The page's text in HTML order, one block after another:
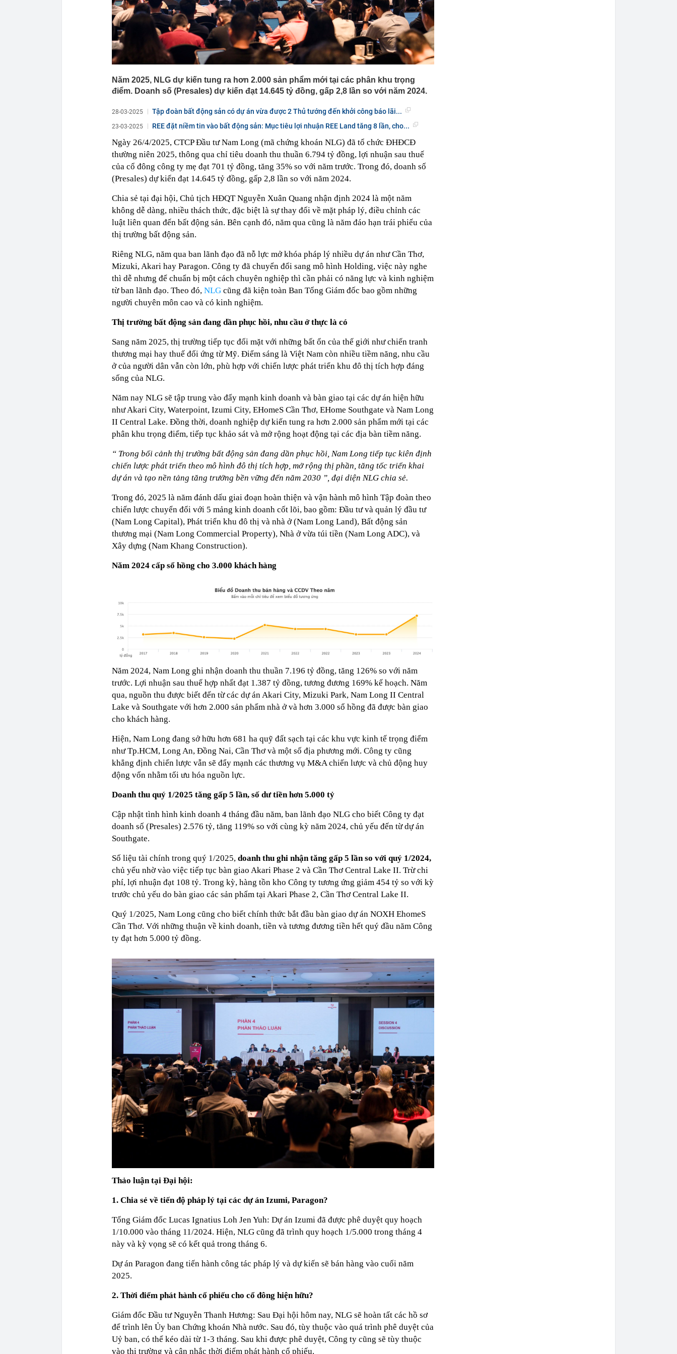
Năm 2025, NLG dự kiến tung ra hơn 2.000 sản phẩm mới tại các phân khu trọng
điểm. Doanh số (Presales) dự kiến đạt 14.645 tỷ đồng, gấp 2,8 lần so với năm 2024.
28-03-2025 Tập đoàn bất động sản có dự án vừa được 2 Thủ tướng đến khởi công báo lãi...
23-03-2025 REE đặt niềm tin vào bất động sản: Mục tiêu lợi nhuận REE Land tăng 8 lần, cho...
Ngày 26/4/2025, CTCP Đầu tư Nam Long (mã chứng khoán NLG) đã tổ chức ĐHĐCĐ
thường niên 2025, thông qua chỉ tiêu doanh thu thuần 6.794 tỷ đồng, lợi nhuận sau thuế
của cổ đông công ty mẹ đạt 701 tỷ đồng, tăng 35% so với năm trước. Trong đó, doanh số
(Presales) dự kiến đạt 14.645 tỷ đồng, gấp 2,8 lần so với năm 2024.
Chia sẻ tại đại hội, Chủ tịch HĐQT Nguyễn Xuân Quang nhận định 2024 là một năm
không dễ dàng, nhiều thách thức, đặc biệt là sự thay đổi về mặt pháp lý, điều chỉnh các
luật liên quan đến bất động sản. Bên cạnh đó, năm qua cũng là năm đáo hạn trái phiếu của
thị trường bất động sản.
Riêng NLG, năm qua ban lãnh đạo đã nỗ lực mở khóa pháp lý nhiều dự án như Cần Thơ,
Mizuki, Akari hay Paragon. Công ty đã chuyển đổi sang mô hình Holding, việc này nghe
thì dễ nhưng để chuẩn bị một cách chuyên nghiệp thì cần phải có năng lực và kinh nghiệm
từ ban lãnh đạo. Theo đó, NLG cũng đã kiện toàn Ban Tổng Giám đốc bao gồm những
người chuyên môn cao và có kinh nghiệm.
Thị trường bất động sản đang dần phục hồi, nhu cầu ở thực là có
Sang năm 2025, thị trường tiếp tục đối mặt với những bất ổn của thế giới như chiến tranh
thương mại hay thuế đối ứng từ Mỹ. Điểm sáng là Việt Nam còn nhiều tiềm năng, nhu cầu
ở của người dân vẫn còn lớn, phù hợp với chiến lược phát triển khu đô thị tích hợp đáng
sống của NLG.
Năm nay NLG sẽ tập trung vào đẩy mạnh kinh doanh và bàn giao tại các dự án hiện hữu
như Akari City, Waterpoint, Izumi City, EHomeS Cần Thơ, EHome Southgate và Nam Long
II Central Lake. Đồng thời, doanh nghiệp dự kiến tung ra hơn 2.000 sản phẩm mới tại các
phân khu trọng điểm, tiếp tục khảo sát và mở rộng hoạt động tại các địa bàn tiềm năng.
“ Trong bối cảnh thị trường bất động sản đang dần phục hồi, Nam Long tiếp tục kiên định
chiến lược phát triển theo mô hình đô thị tích hợp, mở rộng thị phần, tăng tốc triển khai
dự án và tạo nền tảng tăng trưởng bền vững đến năm 2030 ”, đại diện NLG chia sẻ.
Trong đó, 2025 là năm đánh dấu giai đoạn hoàn thiện và vận hành mô hình Tập đoàn theo
chiến lược chuyển đổi với 5 mảng kinh doanh cốt lõi, bao gồm: Đầu tư và quản lý đầu tư
(Nam Long Capital), Phát triển khu đô thị và nhà ở (Nam Long Land), Bất động sản
thương mại (Nam Long Commercial Property), Nhà ở vừa túi tiền (Nam Long ADC), và
Xây dựng (Nam Khang Construction).
Năm 2024 cấp sổ hồng cho 3.000 khách hàng
Năm 2024, Nam Long ghi nhận doanh thu thuần 7.196 tỷ đồng, tăng 126% so với năm
trước. Lợi nhuận sau thuế hợp nhất đạt 1.387 tỷ đồng, tương đương 169% kế hoạch. Năm
qua, nguồn thu được biết đến từ các dự án Akari City, Mizuki Park, Nam Long II Central
Lake và Southgate với hơn 2.000 sản phẩm nhà ở và hơn 3.000 sổ hồng đã được bàn giao
cho khách hàng.
Hiện, Nam Long đang sở hữu hơn 681 ha quỹ đất sạch tại các khu vực kinh tế trọng điểm
như Tp.HCM, Long An, Đồng Nai, Cần Thơ và một số địa phương mới. Công ty cũng
khẳng định chiến lược vẫn sẽ đẩy mạnh các thương vụ M&A chiến lược và chủ động huy
động vốn nhằm tối ưu hóa nguồn lực.
Doanh thu quý 1/2025 tăng gấp 5 lần, số dư tiền hơn 5.000 tỷ
Cập nhật tình hình kinh doanh 4 tháng đầu năm, ban lãnh đạo NLG cho biết Công ty đạt
doanh số (Presales) 2.576 tỷ, tăng 119% so với cùng kỳ năm 2024, chủ yếu đến từ dự án
Southgate.
Số liệu tài chính trong quý 1/2025, doanh thu ghi nhận tăng gấp 5 lần so với quý 1/2024,
chủ yếu nhờ vào việc tiếp tục bàn giao Akari Phase 2 và Cần Thơ Central Lake II. Trừ chi
phí, lợi nhuận đạt 108 tỷ. Trong kỳ, hàng tồn kho Công ty tương ứng giảm 454 tỷ so với kỳ
trước chủ yếu do bàn giao các sản phẩm tại Akari Phase 2, Cần Thơ Central Lake II.
Quý 1/2025, Nam Long cũng cho biết chính thức bắt đầu bàn giao dự án NOXH EhomeS
Cần Thơ. Với những thuận về kinh doanh, tiền và tương đương tiền hết quý đầu năm Công
ty đạt hơn 5.000 tỷ đồng.
Thảo luận tại Đại hội:
1. Chia sẻ về tiến độ pháp lý tại các dự án Izumi, Paragon?
Tổng Giám đốc Lucas Ignatius Loh Jen Yuh: Dự án Izumi đã được phê duyệt quy hoạch
1/10.000 vào tháng 11/2024. Hiện, NLG cũng đã trình quy hoạch 1/5.000 trong tháng 4
này và kỳ vọng sẽ có kết quả trong tháng 6.
Dự án Paragon đang tiến hành công tác pháp lý và dự kiến sẽ bán hàng vào cuối năm
2025.
2. Thời điểm phát hành cổ phiếu cho cổ đông hiện hữu?
Giám đốc Đầu tư Nguyễn Thanh Hương: Sau Đại hội hôm nay, NLG sẽ hoàn tất các hồ sơ
để trình lên Ủy ban Chứng khoán Nhà nước. Sau đó, tùy thuộc vào quá trình phê duyệt của
Uỷ ban, có thể kéo dài từ 1-3 tháng. Sau khi được phê duyệt, Công ty cũng sẽ tùy thuộc
vào thị trường và cân nhắc thời điểm phát hành cổ phiếu.